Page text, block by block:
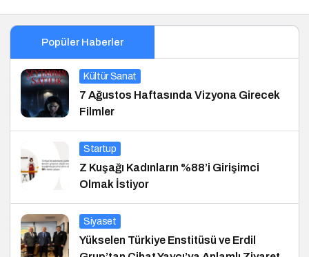
Popüler Haberler
Kültür Sanat
7 Ağustos Haftasında Vizyona Girecek
Filmler
Startup
Z Kuşağı Kadınların %88’i Girişimci
Olmak İstiyor
Siyaset
Yükselen Türkiye Enstitüsü ve Erdil